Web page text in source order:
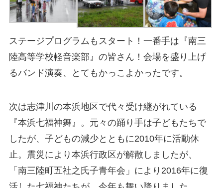
ステージプログラムもスタート！一番手は『南三
陸高等学校軽音楽部』の皆さん！会場を盛り上げ
るバンド演奏、とてもかっこよかったです。
次は志津川の本浜地区で代々受け継がれている
『本浜七福神舞』。元々の踊り手は子どもたちで
したが、子どもの減少とともに2010年に活動休
止。震災により本浜行政区が解散しましたが、
「南三陸町五社之氏子青年会」により2016年に復